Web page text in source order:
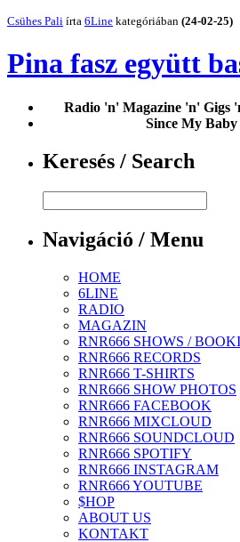
Csühes Pali írta 6Line kategóriában (24-02-25)
Pina fasz együtt
Radio 'n' Magazine 'n' Gigs
Since My
Keresés / Search
Navigáció / Menu
HOME
6LINE
RADIO
MAGAZIN
RNR666 SHOWS /
RNR666 RECORDS
RNR666 T-SHIRTS
RNR666 SHOW PHOTOS
RNR666 FACEBOOK
RNR666 MIXCLOUD
RNR666 SOUNDCLOUD
RNR666 SPOTIFY
RNR666 INSTAGRAM
RNR666 YOUTUBE
$HOP
ABOUT US
KONTAKT